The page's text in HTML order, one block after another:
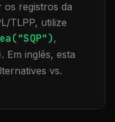
registros da
TLPP, utilize
SQP"),
. Em inglês, esta
vs.